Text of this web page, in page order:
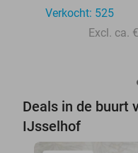
Verkocht: 525
Excl. ca.
Deals in de buurt
IJsselhof